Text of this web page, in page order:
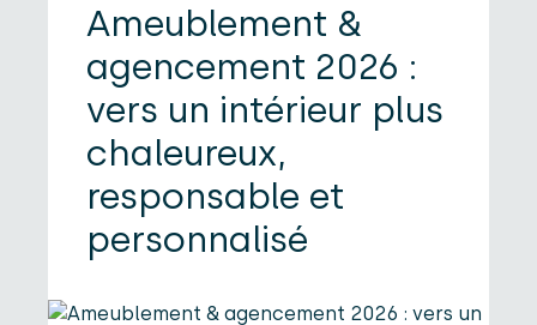
Ameublement &
agencement 2026 :
vers un intérieur plus
chaleureux,
responsable et
personnalisé